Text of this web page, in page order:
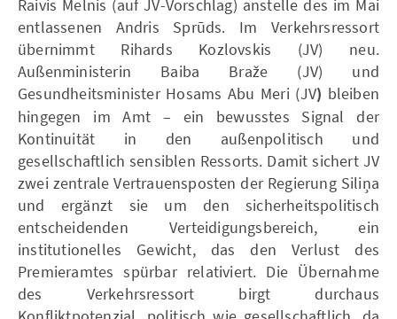
Raivis Melnis (auf JV-Vorschlag) anstelle des im Mai
entlassenen Andris Sprūds. Im Verkehrsressort
übernimmt Rihards Kozlovskis (JV) neu.
Außenministerin Baiba Braže (JV) und
Gesundheitsminister Hosams Abu Meri (JV) bleiben
hingegen im Amt – ein bewusstes Signal der
Kontinuität in den außenpolitisch und
gesellschaftlich sensiblen Ressorts. Damit sichert JV
zwei zentrale Vertrauensposten der Regierung Siliņa
und ergänzt sie um den sicherheitspolitisch
entscheidenden Verteidigungsbereich, ein
institutionelles Gewicht, das den Verlust des
Premieramtes spürbar relativiert. Die Übernahme
des Verkehrsressort birgt durchaus